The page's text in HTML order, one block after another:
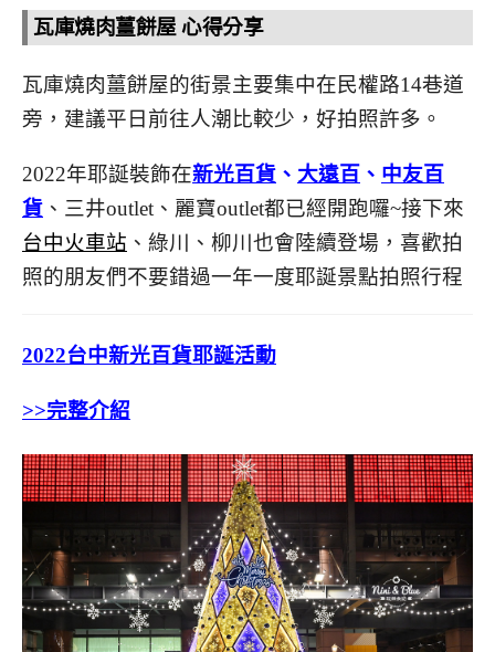
瓦庫燒肉薑餅屋 心得分享
瓦庫燒肉薑餅屋的街景主要集中在民權路14巷道
旁，建議平日前往人潮比較少，好拍照許多。
2022年耶誕裝飾在新光百貨 、 大遠百 、 中友百
貨 、三井outlet、麗寶outlet都已經開跑囉~接下來
台中火車站 、綠川、柳川也會陸續登場，喜歡拍
照的朋友們不要錯過一年一度耶誕景點拍照行程
2022台中新光百貨耶誕活動
>>完整介紹